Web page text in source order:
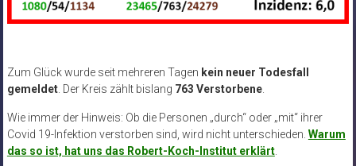
Zum Glück wurde seit mehreren Tagen kein neuer Todesfall
gemeldet. Der Kreis zählt bislang 763 Verstorbene.
Wie immer der Hinweis: Ob die Personen „durch“ oder „mit“ ihrer
Covid 19-Infektion verstorben sind, wird nicht unterschieden. Warum
das so ist, hat uns das Robert-Koch-Institut erklärt.